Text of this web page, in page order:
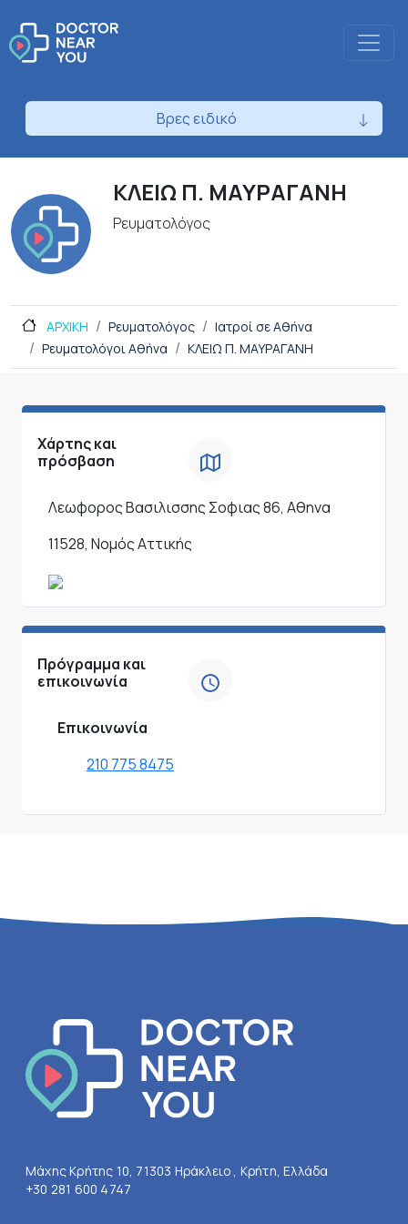
Βρες ειδικό
ΚΛΕΙΩ Π. ΜΑΥΡΑΓΑΝΗ
Ρευματολόγος
ΑΡΧΙΚΗ Ρευματολόγος
Ιατροί σε Αθήνα
Ρευματολόγοι Αθήνα
ΚΛΕΙΩ Π. ΜΑΥΡΑΓΑΝΗ
Χάρτης και
πρόσβαση
Λεωφορος Βασιλισσης Σοφιας 86, Αθηνα
11528, Νομός Αττικής
Πρόγραμμα και
επικοινωνία
Επικοινωνία
210 775 8475
Μάχης Κρήτης 10, 71303 Ηράκλειο , Κρήτη, Ελλάδα
+30 281 600 4747